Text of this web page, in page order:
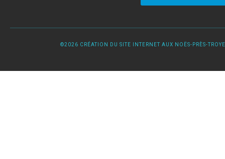
©2026 CRÉATION DU SITE INTERNET AUX NOËS-PRÈS-